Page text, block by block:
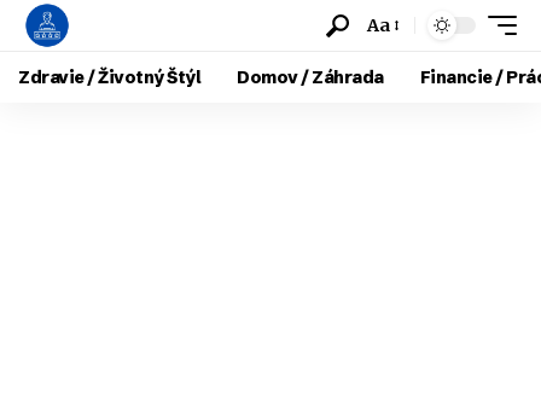
Aa
Zdravie / Životný Štýl Domov / Záhrada Financie /